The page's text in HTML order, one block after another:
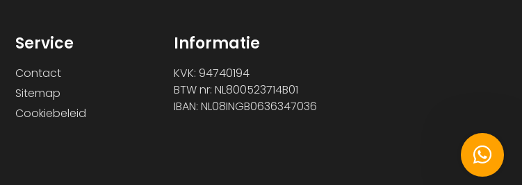
Service
Contact
Sitemap
Cookiebeleid
Informatie
KVK: 94740194
BTW nr: NL800523714B01
IBAN: NL08INGB0636347036